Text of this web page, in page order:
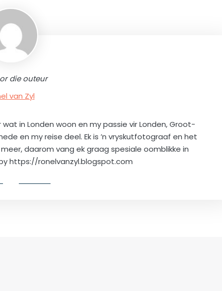
die outeur
van Zyl
wat in Londen woon en my passie vir Londen, Groot-
en my reise deel. Ek is ’n vryskutfotograaf en het
daarom vang ek graag spesiale oomblikke in
https://ronelvanzyl.blogspot.com